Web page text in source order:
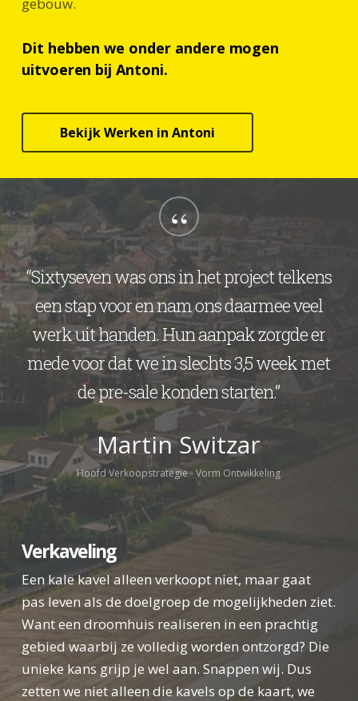
Dit hebben we onder andere mogen
uitvoeren bij Antoni.
Bekijk Werken in Antoni
“
“Sixtyseven was ons in het project telkens
een stap voor en nam ons daarmee veel
werk uit handen. Hun aanpak zorgde er
mede voor dat we in slechts 3,5 week met
de pre-sale konden starten.”
Martin Switzar
Hoofd Verkoopstrategie - Vorm Ontwikkeling
Verkaveling
Een kale kavel alleen verkoopt niet, maar gaat
pas leven als de doelgroep de mogelijkheden ziet.
Want een droomhuis realiseren in een prachtig
gebied waarbij ze volledig worden ontzorgd? Die
unieke kans grijp je wel aan. Snappen wij. Dus
zetten we niet alleen die kavels op de kaart, we